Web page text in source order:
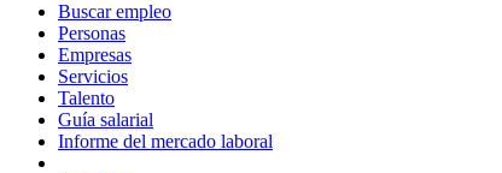
Buscar empleo
Personas
Empresas
Servicios
Talento
Guía salarial
Informe del mercado laboral